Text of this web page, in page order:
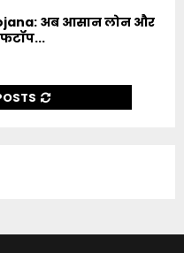
अब आसान लोन और